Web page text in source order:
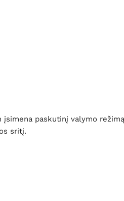
paskutinį valymo
sritį.